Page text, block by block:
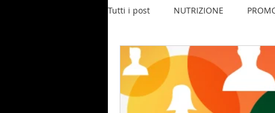
Tutti i post NUTRIZIONE
COMUNICAZIONI SOCI